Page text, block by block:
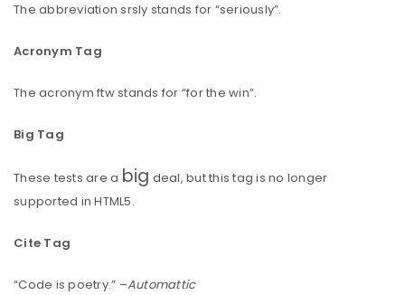
The abbreviationsrsly stands for “seriously”.
Acronym Tag
The acronym ftwstands for “for the win”.
Big Tag
These tests are a big deal, but this tag is no longer
supported in HTML5.
Cite Tag
“Code is poetry.” –Automattic